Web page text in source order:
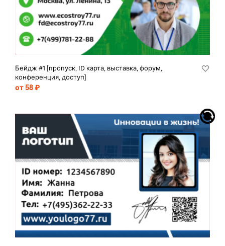
Бейдж #1 [пропуск, ID карта, выставка, форум,
конференция, доступ]
от 58 ₽